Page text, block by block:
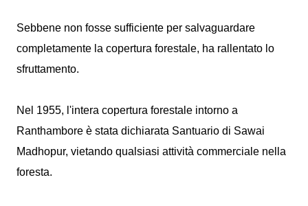
Sebbene non fosse sufficiente per salvaguardare
completamente la copertura forestale, ha rallentato lo
sfruttamento.
Nel 1955, l'intera copertura forestale intorno a
Ranthambore è stata dichiarata Santuario di Sawai
Madhopur, vietando qualsiasi attività commerciale nella
foresta.